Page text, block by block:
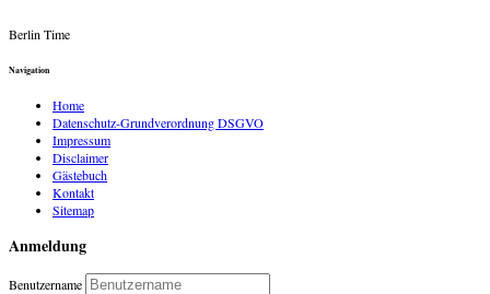
Berlin Time
Navigation
Home
Datenschutz-Grundverordnung DSGVO
Impressum
Disclaimer
Gästebuch
Kontakt
Sitemap
Anmeldung
Benutzername